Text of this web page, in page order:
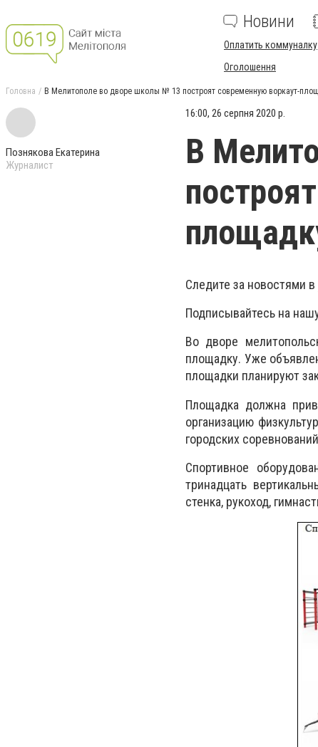
Новини
Оплатить коммуналку
Оголошення
Головна В Мелитополе во дворе школы № 13 построят современную воркаут-
Познякова Екатерина
Журналист
16:00, 26 серпня 2020 р.
В
Следите за новостями в
Подписывайтесь на
Во дворе
площадку. Уже
площадки планируют
Площадка должна
организацию
городских
Спортивное
тринадцать
стенка, рукоход,